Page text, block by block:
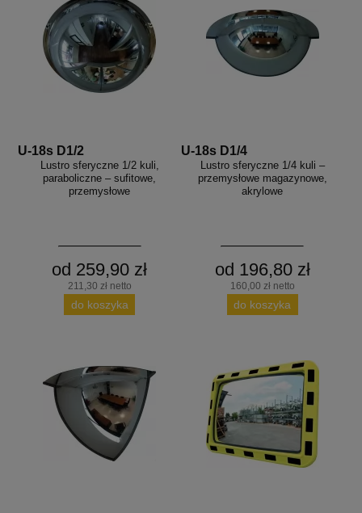
U-18s D1/2
Lustro sferyczne 1/2 kuli,
paraboliczne – sufitowe,
przemysłowe
od 259,90 zł
211,30 zł netto
do koszyka
U-18s D1/4
Lustro sferyczne 1/4 kuli –
przemysłowe magazynowe,
akrylowe
od 196,80 zł
160,00 zł netto
do koszyka